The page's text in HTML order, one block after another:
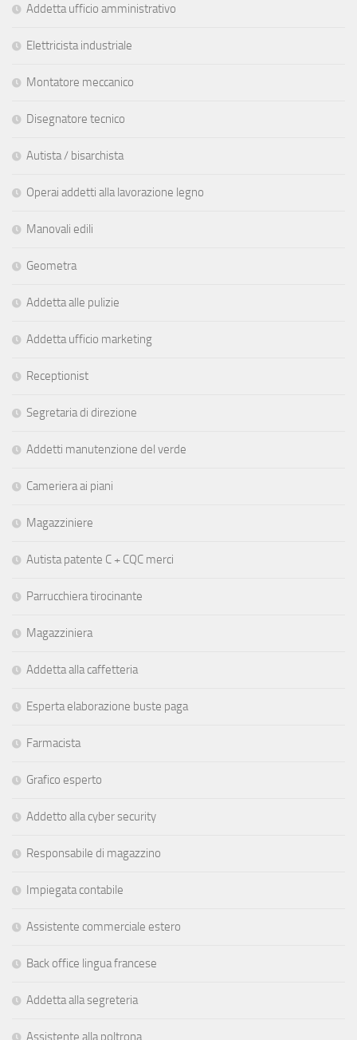
Addetta ufficio amministrativo
Elettricista industriale
Montatore meccanico
Disegnatore tecnico
Autista / bisarchista
Operai addetti alla lavorazione legno
Manovali edili
Geometra
Addetta alle pulizie
Addetta ufficio marketing
Receptionist
Segretaria di direzione
Addetti manutenzione del verde
Cameriera ai piani
Magazziniere
Autista patente C + CQC merci
Parrucchiera tirocinante
Magazziniera
Addetta alla caffetteria
Esperta elaborazione buste paga
Farmacista
Grafico esperto
Addetto alla cyber security
Responsabile di magazzino
Impiegata contabile
Assistente commerciale estero
Back office lingua francese
Addetta alla segreteria
Assistente alla poltrona